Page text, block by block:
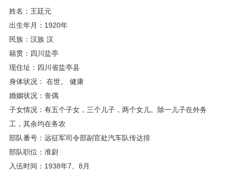
姓名：王廷元
出生年月：1920年
民族：汉族 汉
籍贯：四川盐亭
现住址：四川省盐亭县
身体状况： 在世。 健康
婚姻状况：丧偶
子女情况：有五个子女，三个儿子，两个女儿。除一儿子在外务
工，其余均在务农
部队番号：远征军司令部副官处汽车队传达排
部队职位：准尉
入伍时间：1938年7、8月